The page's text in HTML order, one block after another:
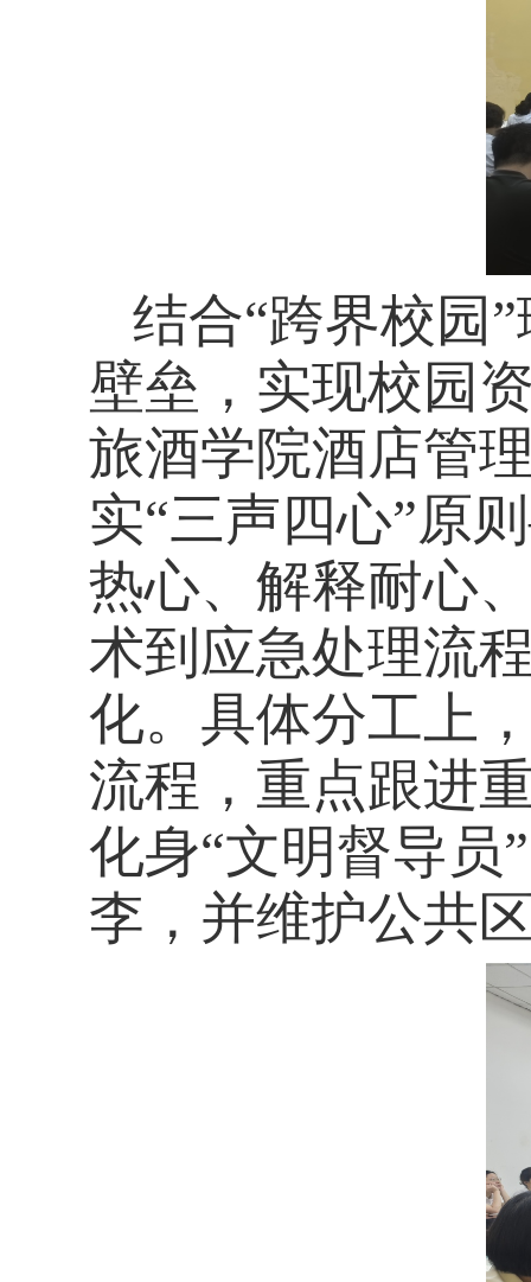
结合“跨界校园
壁垒，实现校园
旅酒学院酒店管
实“三声四心”原
热心、解释耐心
术到应急处理流
化。 具体分工上
流程，重点跟进
化身“文明督导员
李，并维护公共